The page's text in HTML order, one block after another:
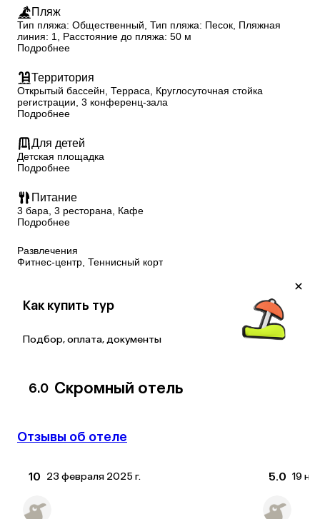
Пляж
Тип пляжа: Общественный, Тип пляжа: Песок, Пляжная
линия: 1, Расстояние до пляжа: 50 м
Подробнее
Территория
Открытый бассейн, Терраса, Круглосуточная стойка
регистрации, 3 конференц-зала
Подробнее
Для детей
Детская площадка
Подробнее
Питание
3 бара, 3 ресторана, Кафе
Подробнее
Развлечения
Фитнес-центр, Теннисный корт
Как купить тур
Подбор, оплата, документы
6.0 Скромный отель
Отзывы об отеле
10 23 февраля 2025 г. 5.0 19